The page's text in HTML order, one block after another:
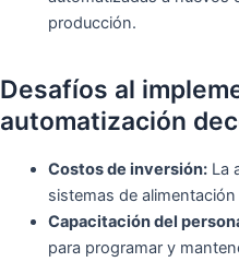
producción.
Desafíos al
automatización
Costos de inversión:La
sistemas de
Capacitación del
para programar y